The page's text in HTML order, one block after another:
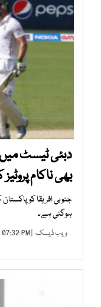
دبئی ٹیسٹ میں
بھی ناکام پروٹیز کے 4 وکٹوں پر
ہوگئی ہے۔
ویب ڈیسک